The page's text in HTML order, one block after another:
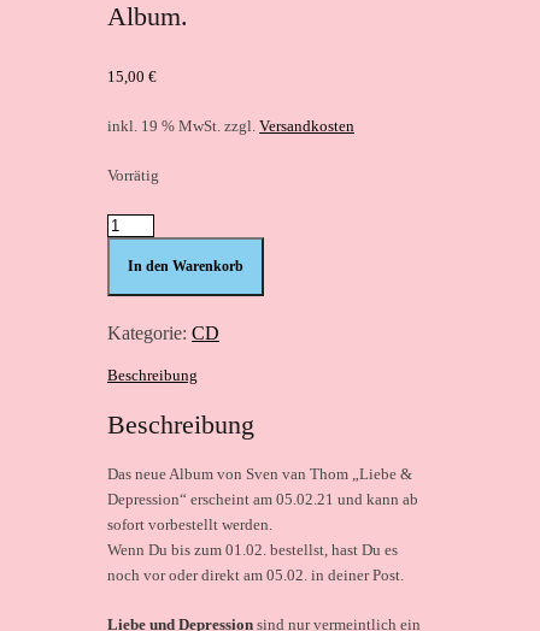
Album.
15,00 €
inkl. 19 % MwSt. zzgl. Versandkosten
Vorrätig
Sven
Thom
"Liebe
&
Das
Album.
In den Warenkorb
Kategorie: CD
Beschreibung
Beschreibung
Das neue Album von Sven van Thom „Liebe &
Depression“ erscheint am 05.02.21 und kann ab
sofort vorbestellt werden.
Wenn Du bis zum 01.02. bestellst, hast Du es
noch vor oder direkt am 05.02. in deiner Post.
Liebe und Depression sind nur vermeintlich ein